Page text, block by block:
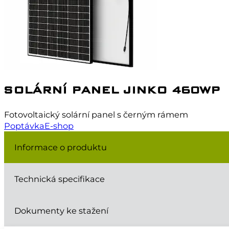
SOLÁRNÍ PANEL JINKO 460WP
Fotovoltaický solární panel s černým rámem
PoptávkaE-shop
Informace o produktu
Technická specifikace
Dokumenty ke stažení